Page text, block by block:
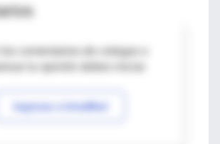
los comentarios de colegas o
Ingresar a IntraMed